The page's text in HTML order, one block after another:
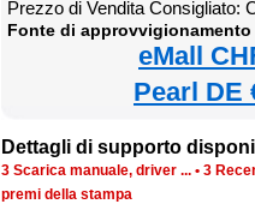
Prezzo di Vendita Consigliato:
Fonte di
eMall
Pearl DE
Dettagli di supporto
3 Scarica manuale, driver ... • 3
premi della stampa